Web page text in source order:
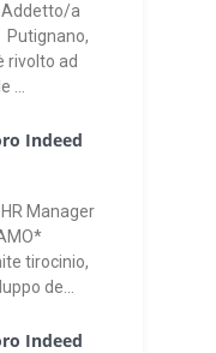
Addetto/a
Putignano,
rivolto ad
...
Indeed
HR Manager
tirocinio,
de...
Indeed